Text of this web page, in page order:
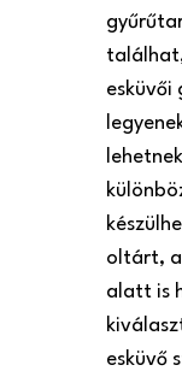
esküvői
oltárt, a
alatt is
esküvő